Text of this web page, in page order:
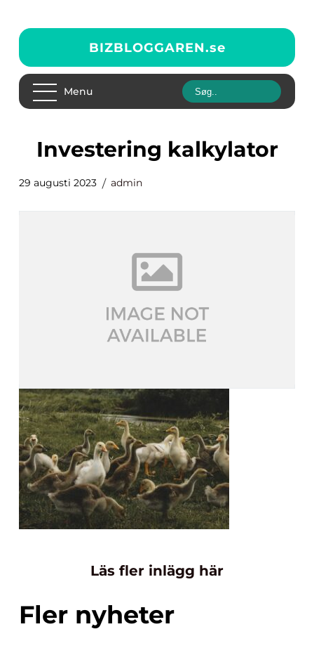
BIZBLOGGAREN.se
Menu
investering kalkylator
29 augusti 2023 admin
Läs fler inlägg här
Fler nyheter